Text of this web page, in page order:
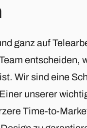
ganz auf
entscheiden,
Wir sind eine
unserer
Time-to-